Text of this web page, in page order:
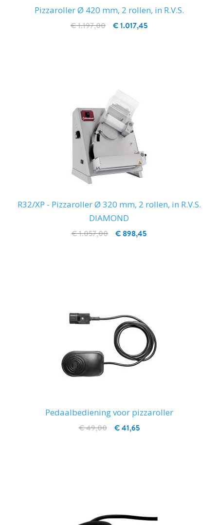
Pizzaroller Ø 420 mm, 2 rollen, in R.V.S.
€ 1.017,45
€ 1.197,00
R32/XP - Pizzaroller Ø 320 mm, 2 rollen, in R.V.S.
DIAMOND
€ 898,45
€ 1.057,00
Pedaalbediening voor pizzaroller
€ 41,65
€ 49,00